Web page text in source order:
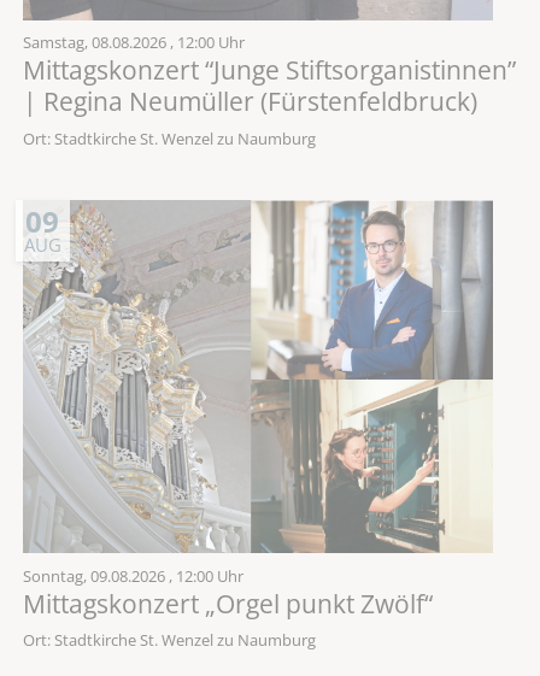
Samstag,08.08.2026 , 12:00 Uhr
Mittagskonzert “Junge Stiftsorganistinnen”
| Regina Neumüller (Fürstenfeldbruck)
Ort: Stadtkirche St. Wenzel zu Naumburg
09
AUG
Sonntag,09.08.2026 , 12:00 Uhr
Mittagskonzert „Orgel punkt Zwölf“
Ort: Stadtkirche St. Wenzel zu Naumburg